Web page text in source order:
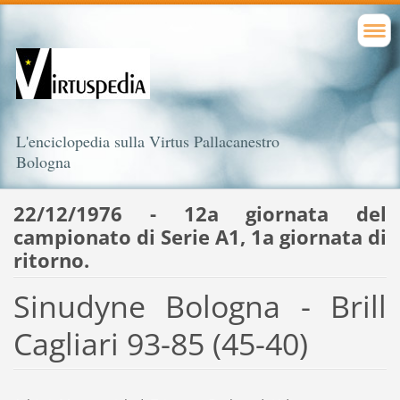
L'enciclopedia sulla Virtus Pallacanestro
Bologna
22/12/1976 - 12a giornata del
campionato di Serie A1, 1a giornata di
ritorno.
Sinudyne Bologna - Brill
Cagliari 93-85 (45-40)